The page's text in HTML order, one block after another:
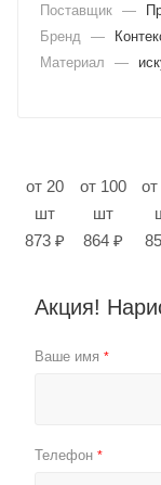
Поставщик —
Бренд
—
Материал
—
от 20
шт
873 ₽
от 100
шт
864 ₽
Акция!
Ваше имя *
Телефон *